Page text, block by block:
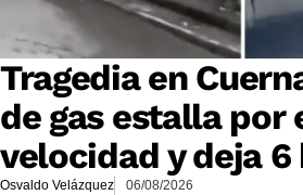
Tragedia en
de gas estalla por
velocidad y deja 6
Osvaldo Velázquez 06/08/2026